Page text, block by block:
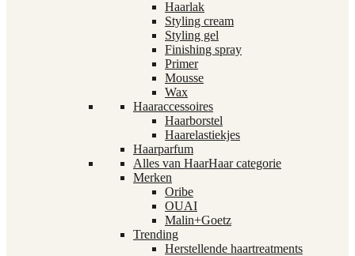
Haarlak
Styling cream
Styling gel
Finishing spray
Primer
Mousse
Wax
Haaraccessoires
Haarborstel
Haarelastiekjes
Haarparfum
Alles van HaarHaar categorie
Merken
Oribe
OUAI
Malin+Goetz
Trending
Herstellende haartreatments